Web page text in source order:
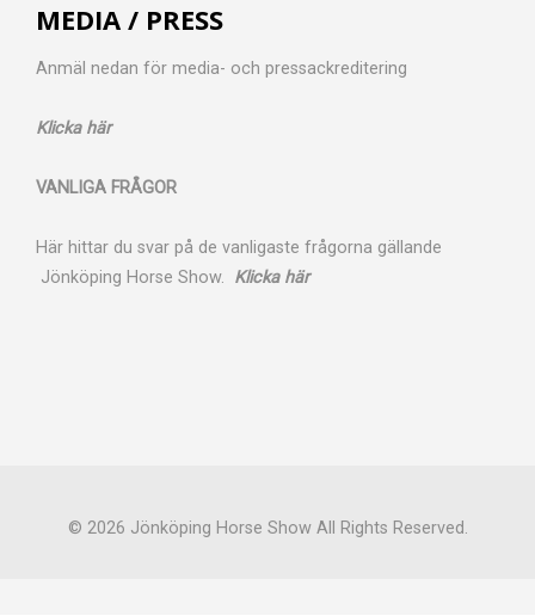
MEDIA / PRESS
Anmäl nedan för media- och pressackreditering
Klicka här
VANLIGA FRÅGOR
Här hittar du svar på de vanligaste frågorna gällande
Jönköping Horse Show. Klicka här
© 2026 Jönköping Horse ShowAll Rights Reserved.